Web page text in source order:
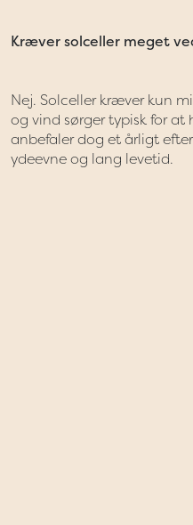
Kræver solceller meget
Nej. Solceller kræver kun
og vind sørger typisk for at
anbefaler dog et årligt
ydeevne og lang levetid.